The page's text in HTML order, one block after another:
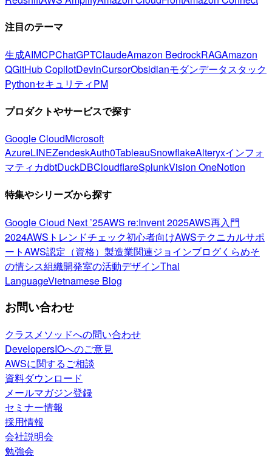
注目のテーマ
生成AIMCPChatGPTClaudeAmazon BedrockRAGAmazon
QGitHub CopilotDevinCursorObsidianモダンデータスタック
PythonセキュリティPM
プロダクトやサービスで探す
Google CloudMicrosoft
AzureLINEZendeskAuth0TableauSnowflakeAlteryxインフォ
マティカdbtDuckDBCloudflareSplunkVision OneNotion
特集やシリーズから探す
Google Cloud Next ’25AWS re:Invent 2025AWS再入門
2024AWSトレンドチェック初心者向けAWSテクニカルサポ
ートAWS認定（資格） 製造業関連ジョインブログくらめそ
の情シス組織開発室の活動デザインThai
LanguageVietnamese Blog
お問い合わせ
クラスメソッドへの問い合わせ
DevelopersIOへのご意見
AWSに関するご相談
資料ダウンロード
メールマガジン登録
セミナー情報
採用情報
会社説明会
勉強会